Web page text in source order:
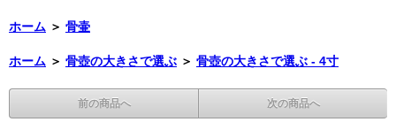
ホーム ＞ 骨壷
ホーム ＞ 骨壺の大きさで選ぶ ＞ 骨壺の大きさで選ぶ - 4寸
前の商品へ 次の商品へ